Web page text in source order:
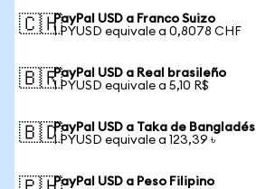
🇨🇭PayPal USD a Franco Suizo
1 PYUSD equivale a 0,8078 CHF
🇧🇷PayPal USD a Real brasileño
1 PYUSD equivale a 5,10 R$
🇧🇩PayPal USD a Taka de Bangladés
1 PYUSD equivale a 123,39 ৳
PayPal USD a Peso Filipino